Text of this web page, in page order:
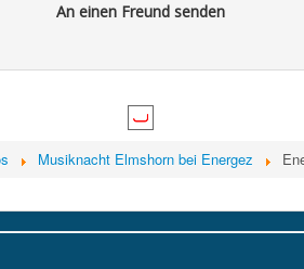
An einen Freund senden
Musiknacht Elmshorn bei Energez